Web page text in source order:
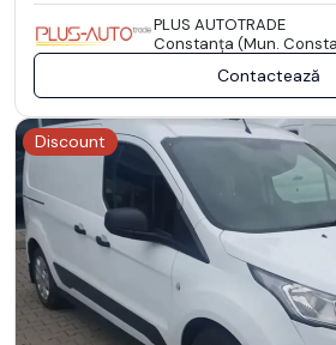
PLUS AUTOTRADE
Constanţa (Mun.
Contactează
Discount